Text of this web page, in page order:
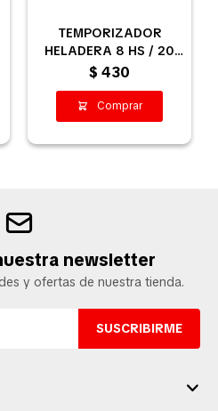
TEMPORIZADOR
HELADERA 8 HS / 20
MIN TMDE
$ 430
newsletter
y ofertas de nuestra tienda.
SUSCRIBIRME